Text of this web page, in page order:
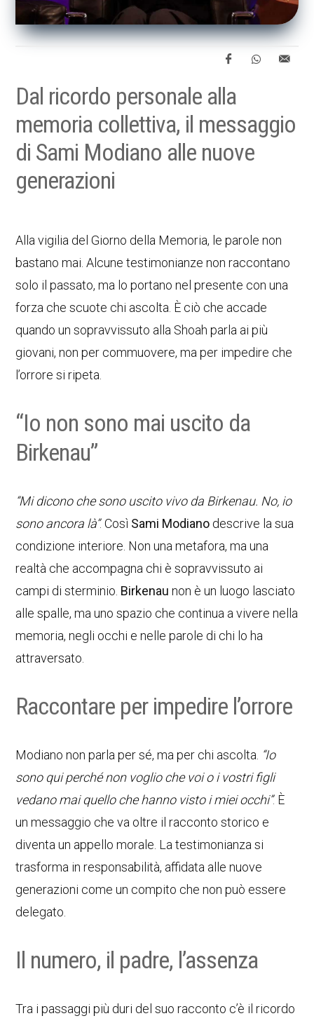
Dal ricordo personale alla
memoria collettiva, il messaggio
di Sami Modiano alle nuove
generazioni
Alla vigilia del Giorno della Memoria, le parole non
bastano mai. Alcune testimonianze non raccontano
solo il passato, ma lo portano nel presente con una
forza che scuote chi ascolta. È ciò che accade
quando un sopravvissuto alla Shoah parla ai più
giovani, non per commuovere, ma per impedire che
l’orrore si ripeta.
“Io non sono mai uscito da
Birkenau”
“Mi dicono che sono uscito vivo da Birkenau. No, io
sono ancora là”. Così Sami Modiano descrive la sua
condizione interiore. Non una metafora, ma una
realtà che accompagna chi è sopravvissuto ai
campi di sterminio. Birkenau non è un luogo lasciato
alle spalle, ma uno spazio che continua a vivere nella
memoria, negli occhi e nelle parole di chi lo ha
attraversato.
Raccontare per impedire l’orrore
Modiano non parla per sé, ma per chi ascolta. “Io
sono qui perché non voglio che voi o i vostri figli
vedano mai quello che hanno visto i miei occhi”. È
un messaggio che va oltre il racconto storico e
diventa un appello morale. La testimonianza si
trasforma in responsabilità, affidata alle nuove
generazioni come un compito che non può essere
delegato.
Il numero, il padre, l’assenza
Tra i passaggi più duri del suo racconto c’è il ricordo